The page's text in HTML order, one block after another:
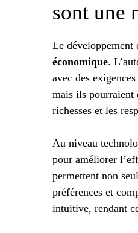
sont une
Le développement
économique.
avec des
mais ils pourraient
richesses et les
Au niveau
pour améliorer
permettent non
préférences et
intuitive, rendant